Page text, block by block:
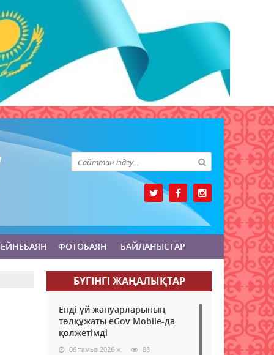
ФОТОБАЯН БАЙЛАНЫСТАР
БҮГІНГI ЖАҢАЛЫҚТАР
Енді үй жануарларының
төлқұжаты eGov Mobile-да
қолжетімді
06 тамыз 2026 ж. 83